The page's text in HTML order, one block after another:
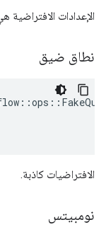
الإعدادات الافتراضية
نطاق ضيق
الافتراضيات كاذبة.
نومبيتس